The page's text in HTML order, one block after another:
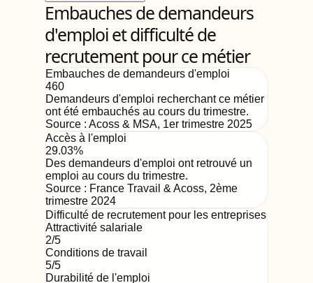
Embauches de demandeurs
d'emploi et difficulté de
recrutement pour ce métier
Embauches de demandeurs d'emploi
460
Demandeurs d'emploi recherchant ce métier
ont été embauchés au cours du trimestre.
Source : Acoss & MSA, 1er trimestre 2025
Accès à l'emploi
29.03%
Des demandeurs d'emploi ont retrouvé un
emploi au cours du trimestre.
Source : France Travail & Acoss, 2ème
trimestre 2024
Difficulté de recrutement pour les entreprises
Attractivité salariale
2/5
Conditions de travail
5/5
Durabilité de l'emploi